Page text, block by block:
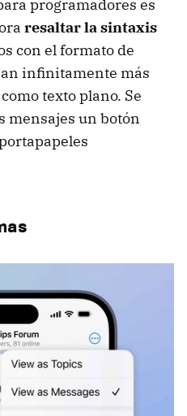
programadores es
resaltar la sintaxis
con el formato de
infinitamente más
texto plano. Se
mensajes un botón